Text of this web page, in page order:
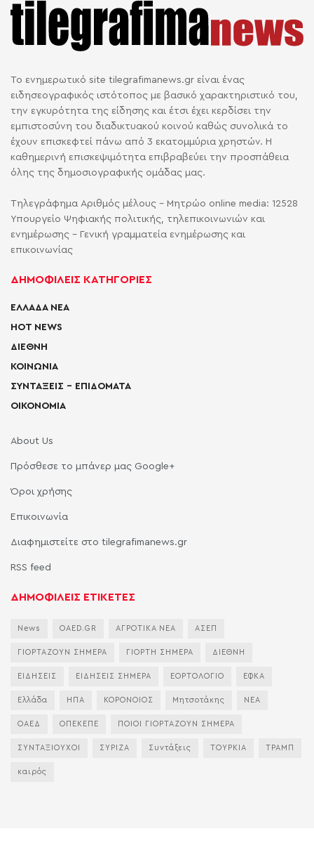
Το ενημερωτικό site tilegrafimanews.gr είναι ένας
ειδησεογραφικός ιστότοπος με βασικό χαρακτηριστικό του,
την εγκυρότητα της είδησης και έτσι έχει κερδίσει την
εμπιστοσύνη του διαδικτυακού κοινού καθώς συνολικά το
έχουν επισκεφτεί πάνω από 3 εκατομμύρια χρηστών. Η
καθημερινή επισκεψιμότητα επιβραβεύει την προσπάθεια
όλης της δημοσιογραφικής ομάδας μας.
Τηλεγράφημα Αριθμός μέλους - Μητρώο online media: 12528
Υπουργείο Ψηφιακής πολιτικής, τηλεπικοινωνιών και
ενημέρωσης - Γενική γραμματεία ενημέρωσης και
επικοινωνίας
ΔΗΜΟΦΙΛΕΙΣ ΚΑΤΗΓΟΡΙΕΣ
ΕΛΛΑΔΑ ΝΕΑ
HOT NEWS
ΔΙΕΘΝΗ
ΚΟΙΝΩΝΙΑ
ΣΥΝΤΑΞΕΙΣ – ΕΠΙΔΟΜΑΤΑ
ΟΙΚΟΝΟΜΙΑ
About Us
Πρόσθεσε το μπάνερ μας Google+
Όροι χρήσης
Επικοινωνία
Διαφημιστείτε στο tilegrafimanews.gr
RSS feed
ΔΗΜΟΦΙΛΕΙΣ ΕΤΙΚΕΤΕΣ
News OAED.GR ΑΓΡΟΤΙΚΑ ΝΕΑ ΑΣΕΠ
ΓΙΟΡΤΑΖΟΥΝ ΣΗΜΕΡΑ ΓΙΟΡΤΗ ΣΗΜΕΡΑ ΔΙΕΘΝΗ
ΕΙΔΗΣΕΙΣ ΕΙΔΗΣΕΙΣ ΣΗΜΕΡΑ ΕΟΡΤΟΛΟΓΙΟ ΕΦΚΑ
Ελλάδα ΗΠΑ ΚΟΡΟΝΟΙΟΣ Μητσοτάκης ΝΕΑ
ΟΑΕΔ ΟΠΕΚΕΠΕ ΠΟΙΟΙ ΓΙΟΡΤΑΖΟΥΝ ΣΗΜΕΡΑ
ΣΥΝΤΑΞΙΟΥΧΟΙ ΣΥΡΙΖΑ Συντάξεις ΤΟΥΡΚΙΑ ΤΡΑΜΠ
καιρός